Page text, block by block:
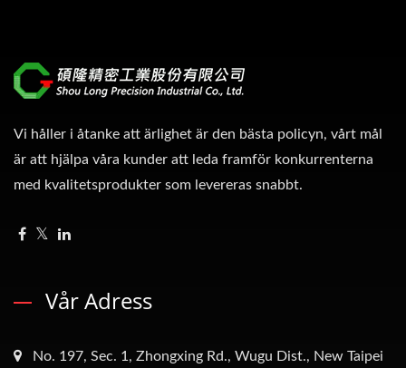
Vi håller i åtanke att ärlighet är den bästa policyn, vårt mål
är att hjälpa våra kunder att leda framför konkurrenterna
med kvalitetsprodukter som levereras snabbt.
Vår Adress
No. 197, Sec. 1, Zhongxing Rd., Wugu Dist., New Taipei